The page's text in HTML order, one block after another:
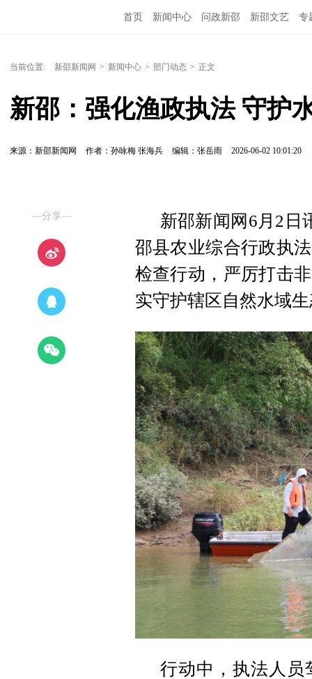
首页 新闻中心 问政新邵 新邵文艺 专
当前位置: 新邵新闻网 > 新闻中心 > 部门动态 > 正文
新邵：强化渔政执法 守护
来源：新邵新闻网 作者：孙咏梅 张海兵 编辑：张岳雨 2026-06-02 10:01:20
—分享—
新邵新闻网6月2日
邵县农业综合行政执
检查行动，严厉打击
实守护辖区自然水域
行动中，执法人员